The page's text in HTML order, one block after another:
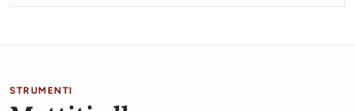
STRUMENTI